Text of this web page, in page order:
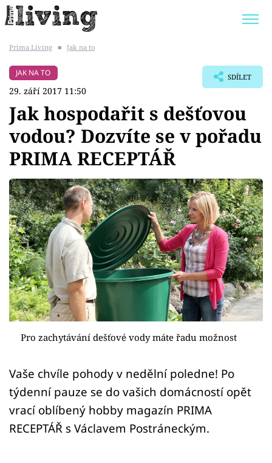
BYDLENÍ SLAVNÝCH
Témata
Bydlení
Zahrada
Design
Sledujte prima+
Přihlášení
Prima Living ■ Jak na to
JAK NA TO
29. září 2017 11:50
SDÍLET
Jak hospodařit s dešťovou
vodou? Dozvíte se v pořadu
PRIMA RECEPTÁŘ
Pro zachytávání dešťové vody máte řadu možnost
Vaše chvíle pohody v nedělní poledne! Po
týdenní pauze se do vašich domácností opět
vrací oblíbený hobby magazín PRIMA
RECEPTÁŘ s Václavem Postráneckým.